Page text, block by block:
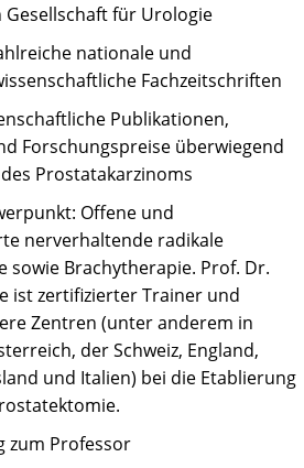
Gesellschaft für Urologie
nationale und
Fachzeitschriften
Publikationen,
Forschungspreise überwiegend
Prostatakarzinoms
Offene und
nerverhaltende radikale
sowie Brachytherapie. Prof. Dr.
ist zertifizierter Trainer und
Zentren (unter anderem in
der Schweiz, England,
und Italien) bei die Etablierung
zum Professor